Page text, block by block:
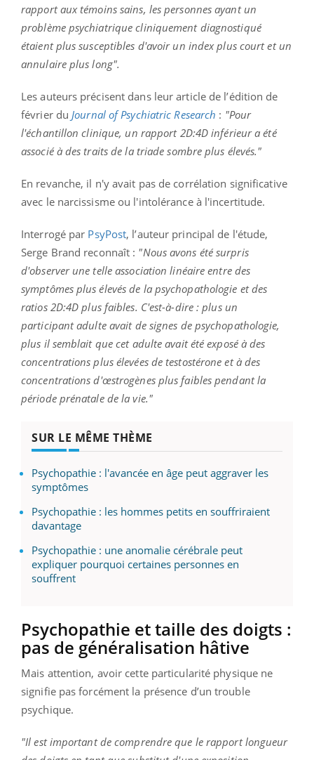
rapport aux témoins sains, les personnes ayant un
problème psychiatrique cliniquement diagnostiqué
étaient plus susceptibles d'avoir un index plus court et un
annulaire plus long".
Les auteurs précisent dans leur article de l’édition de
février du JournalofPsychiatric Research : "Pour
l'échantillon clinique, un rapport 2D:4D inférieur a été
associé à des traits de la triade sombre plus élevés."
En revanche, il n'y avait pas de corrélation significative
avec le narcissisme ou l'intolérance à l'incertitude.
Interrogé par PsyPost, l’auteur principal de l'étude,
Serge Brand reconnaît : "Nous avons été surpris
d'observer une telle association linéaire entre des
symptômes plus élevés de la psychopathologie et des
ratios 2D:4D plus faibles. C'est-à-dire : plus un
participant adulte avait de signes de psychopathologie,
plus il semblait que cet adulteavaitété exposé à des
concentrations plus élevées de testostérone et à des
concentrations d'œstrogènes plus faibles pendant la
période prénatale de la vie."
SUR LE MÊME THÈME
Psychopathie : l'avancée en âge peut aggraver les
symptômes
Psychopathie : les hommes petits en souffriraient
davantage
Psychopathie : une anomalie cérébrale peut
expliquer pourquoi certaines personnes en
souffrent
Psychopathie et taille des doigts :
pas de généralisation hâtive
Mais attention, avoir cette particularité physique ne
signifie pas forcément la présence d’un trouble
psychique.
"Il est important de comprendre que le rapport longueur